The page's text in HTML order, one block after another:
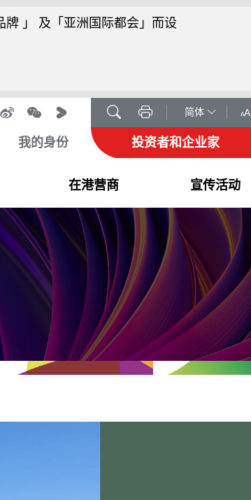
」 及「亚洲国际都会」而设
简体 AA
我的身份 投资者和企业家
在港营商 宣传活动